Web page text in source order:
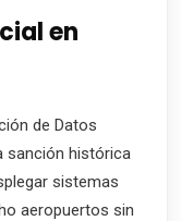
en
de Datos
sanción histórica
sistemas
aeropuertos sin